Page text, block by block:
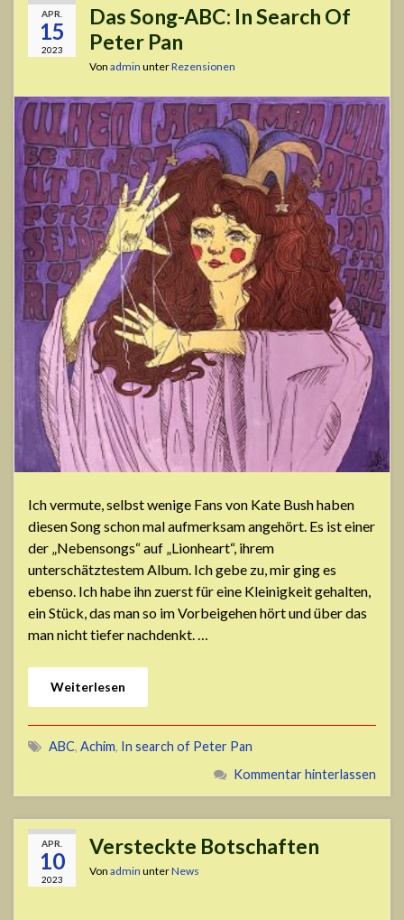
APR.
15
2023
Das Song-ABC: In Search Of
Peter Pan
Von admin unterRezensionen
Ich vermute, selbst wenige Fans von Kate Bush haben
diesen Song schon mal aufmerksam angehört. Es ist einer
der „Nebensongs“ auf „Lionheart“, ihrem
unterschätztestem Album. Ich gebe zu, mir ging es
ebenso. Ich habe ihn zuerst für eine Kleinigkeit gehalten,
ein Stück, das man so im Vorbeigehen hört und über das
man nicht tiefer nachdenkt. …
Weiterlesen
ABC, Achim, In search of Peter Pan
Kommentar hinterlassen
APR.
10
2023
Versteckte Botschaften
Von admin unterNews